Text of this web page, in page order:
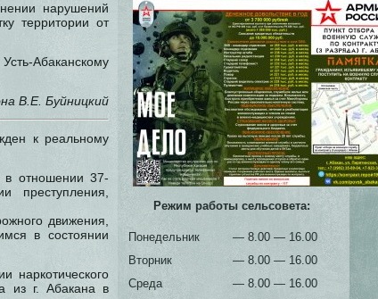
нарушений
территории от
Абаканскому
В.Е. Буйницкий
к реальному
в отношении 37-
преступления,
движения,
в состоянии
наркотического
из г. Абакана в
Режим работы сельсовета:
Понедельник
— 8.00 — 16.00
Вторник
— 8.00 — 16.00
Среда
— 8.00 — 16.00